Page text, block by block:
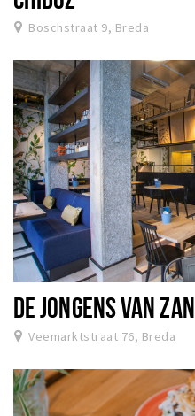
Boschstraat 9, Breda
DE JONGENS VAN
Veemarktstraat 76, Breda